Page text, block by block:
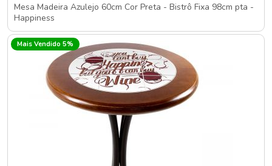
Mesa Madeira Azulejo 60cm Cor Preta - Bistrô Fixa 98cm pta -
Happiness
Mais Vendido 5%